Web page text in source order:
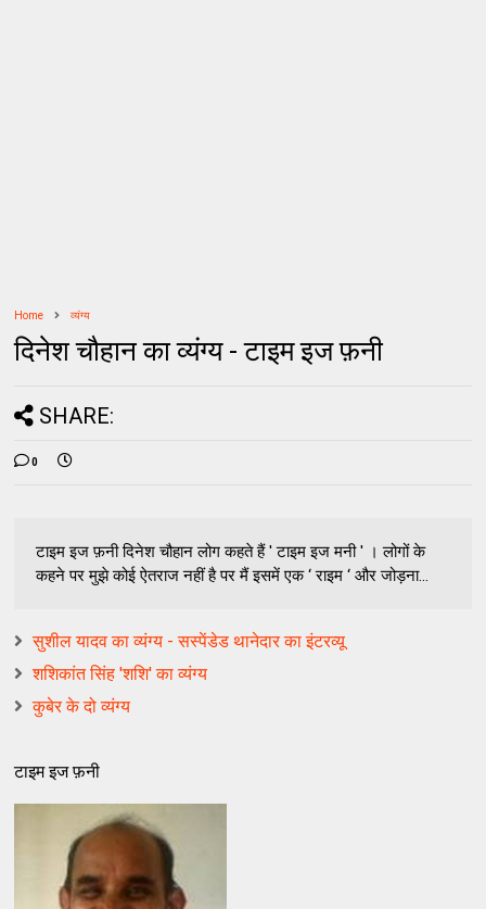
Home व्यंग्य
दिनेश चौहान का व्यंग्य - टाइम इज फ़नी
SHARE:
0
टाइम इज फ़नी दिनेश चौहान लोग कहते हैं ' टाइम इज मनी ' । लोगों के
कहने पर मुझे कोई ऐतराज नहीं है पर मैं इसमें एक ‘ राइम ‘ और जोड़ना...
सुशील यादव का व्यंग्य - सस्पेंडेड थानेदार का इंटरव्यू
शशिकांत सिंह 'शशि' का व्यंग्य
कुबेर के दो व्यंग्य
टाइम इज फ़नी